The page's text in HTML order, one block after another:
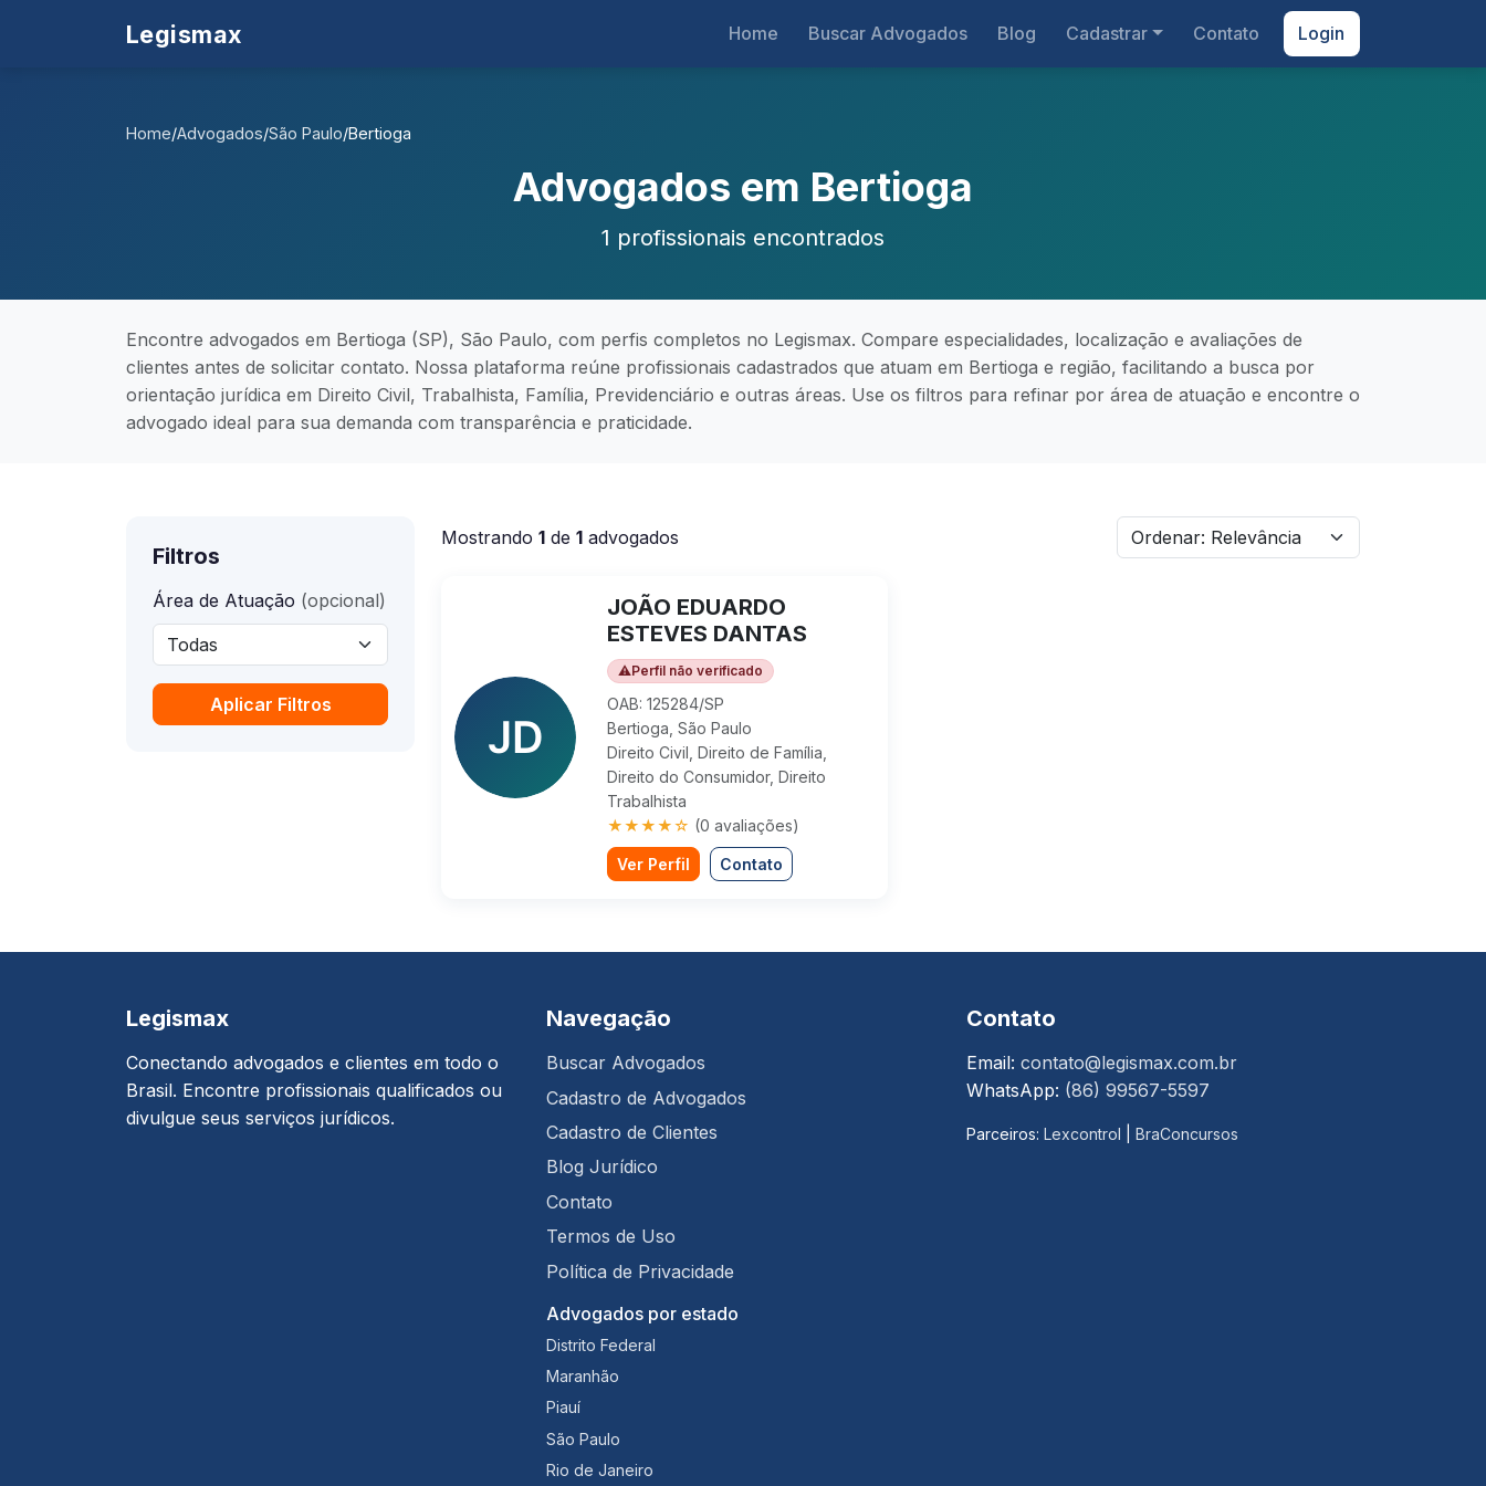
Legismax Home Buscar Advogados Blog Cadastrar Contato Login
Home/Advogados/São Paulo/Bertioga
Advogados em Bertioga
1 profissionais encontrados
Encontre advogados em Bertioga (SP), São Paulo, com perfis completos no Legismax. Compare especialidades, localização e avaliações de
clientes antes de solicitar contato. Nossa plataforma reúne profissionais cadastrados que atuam em Bertioga e região, facilitando a busca por
orientação jurídica em Direito Civil, Trabalhista, Família, Previdenciário e outras áreas. Use os filtros para refinar por área de atuação e encontre o
advogado ideal para sua demanda com transparência e praticidade.
Filtros
Área de Atuação (opcional)
Aplicar Filtros
Mostrando 1 de 1 advogados
JOÃO EDUARDO
ESTEVES DANTAS
⚠Perfil não verificado
OAB: 125284/SP
Bertioga, São Paulo
Direito Civil, Direito de Família,
Direito do Consumidor, Direito
Trabalhista
★★★★☆ (0 avaliações)
Ver Perfil Contato
Legismax
Conectando advogados e clientes em todo o
Brasil. Encontre profissionais qualificados ou
divulgue seus serviços jurídicos.
Navegação
Buscar Advogados
Cadastro de Advogados
Cadastro de Clientes
Blog Jurídico
Contato
Termos de Uso
Política de Privacidade
Advogados por estado
Distrito Federal
Maranhão
Piauí
São Paulo
Rio de Janeiro
Contato
Email: contato@legismax.com.br
WhatsApp: (86) 99567-5597
Parceiros: Lexcontrol BraConcursos